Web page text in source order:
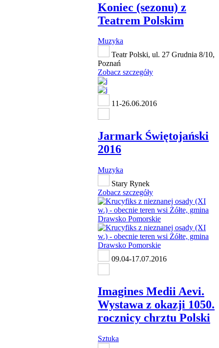
Koniec (sezonu) z
Teatrem Polskim
Muzyka
Teatr Polski, ul. 27 Grudnia 8/10,
Poznań
Zobacz szczegóły
11-26.06.2016
Jarmark Świętojański
2016
Muzyka
Stary Rynek
Zobacz szczegóły
09.04-17.07.2016
Imagines Medii Aevi.
Wystawa z okazji 1050.
rocznicy chrztu Polski
Sztuka